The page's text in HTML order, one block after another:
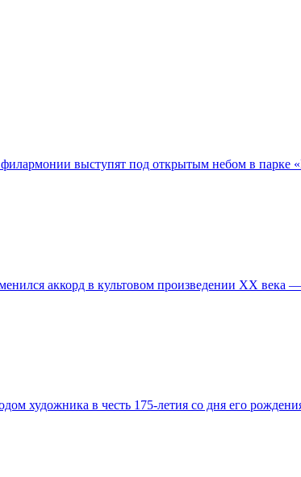
выступят под открытым небом в парке
аккорд в культовом произведении XX века
художника в честь 175-летия со дня его